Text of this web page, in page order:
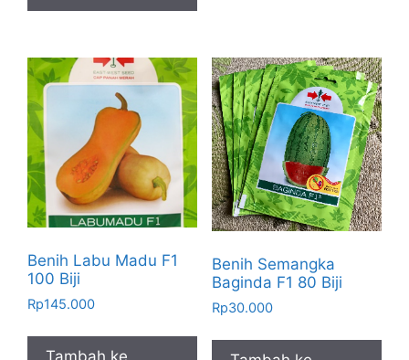
Benih Labu Madu F1
100 Biji
Rp145.000
Benih Semangka
Baginda F1 80 Biji
Rp30.000